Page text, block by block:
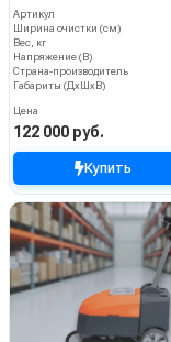
Артикул
Ширина очистки (см)
Вес, кг
Напряжение (В)
Страна-производитель
Габариты (ДхШхВ)
Цена
122 000 руб.
Купить